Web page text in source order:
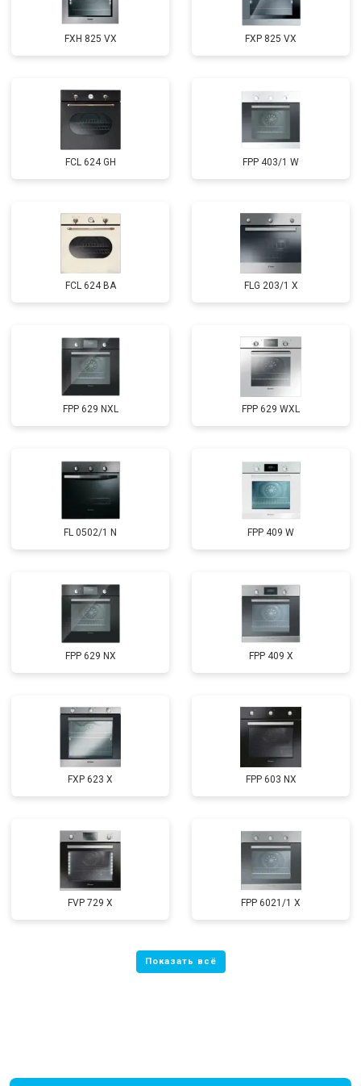
FXH 825 VX FXP 825 VX
FCL 624 GH FPP 403/1 W
FCL 624 BA FLG 203/1 X
FPP 629 NXL FPP 629 WXL
FL 0502/1 N FPP 409 W
FPP 629 NX FPP 409 X
FXP 623 X FPP 603 NX
FVP 729 X FPP 6021/1 X